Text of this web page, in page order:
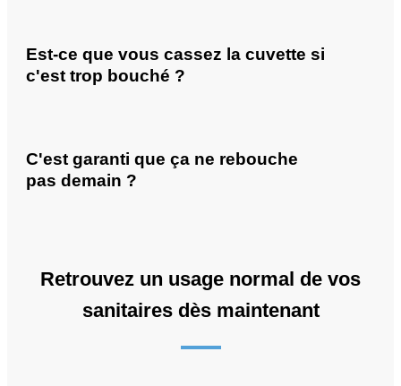
Est-ce que vous cassez la cuvette si
c'est trop bouché ?
C'est garanti que ça ne rebouche
pas demain ?
Retrouvez un usage normal de vos
sanitaires dès maintenant